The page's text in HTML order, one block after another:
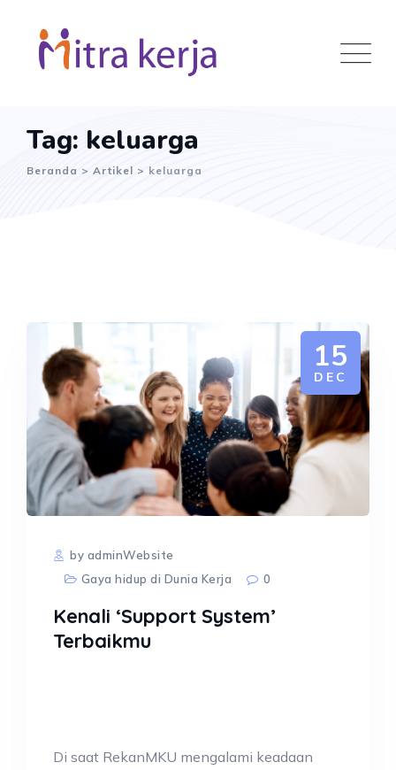
content
Tag: keluarga
Beranda > Artikel > keluarga
15
DEC
by adminWebsite
Gaya hidup di Dunia Kerja
0
Kenali ‘Support System’
Terbaikmu
Di saat RekanMKU mengalami keadaan